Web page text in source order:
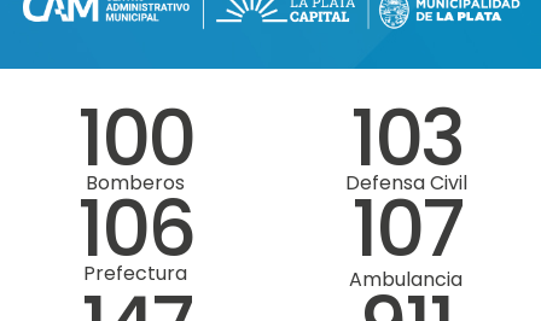
100
Bomberos 103
Defensa Civil
106
Prefectura 107
Ambulancia